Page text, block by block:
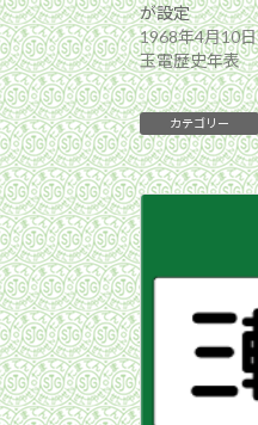
が設定
1968年4月10日
玉電歴史年表
カテゴリー